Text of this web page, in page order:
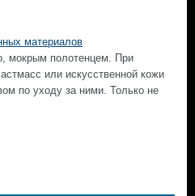
материалов
мокрым полотенцем. При
или искусственной кожи
по уходу за ними. Только не